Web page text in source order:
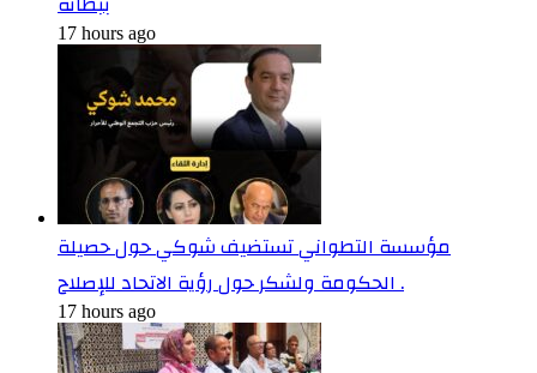
17 hours ago
مؤسسة التطواني تستضيف شوكي حول حصيلة
الحكومة ولشكر حول رؤية الاتحاد للإصلاح .
17 hours ago